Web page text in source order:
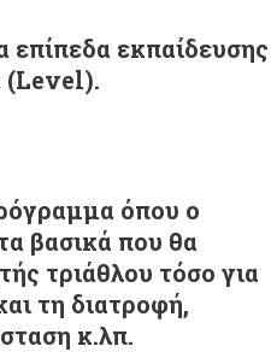
επίπεδα εκπαίδευσης
(Level).
όπου ο
βασικά που θα
τριάθλου τόσο για
τη διατροφή,
κ.λπ.